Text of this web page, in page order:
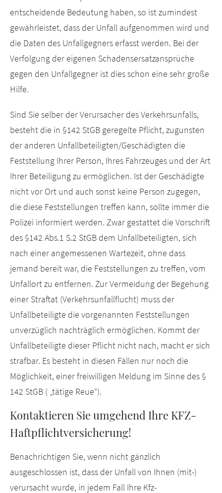
entscheidende Bedeutung haben, so ist zumindest
gewährleistet, dass der Unfall aufgenommen wird und
die Daten des Unfallgegners erfasst werden. Bei der
Verfolgung der eigenen Schadensersatzansprüche
gegen den Unfallgegner ist dies schon eine sehr große
Hilfe.
Sind Sie selber der Verursacher des Verkehrsunfalls,
besteht die in §142 StGB geregelte Pflicht, zugunsten
der anderen Unfallbeteiligten/Geschädigten die
Feststellung Ihrer Person, Ihres Fahrzeuges und der Art
Ihrer Beteiligung zu ermöglichen. Ist der Geschädigte
nicht vor Ort und auch sonst keine Person zugegen,
die diese Feststellungen treffen kann, sollte immer die
Polizei informiert werden. Zwar gestattet die Vorschrift
des §142 Abs.1 S.2 StGB dem Unfallbeteiligten, sich
nach einer angemessenen Wartezeit, ohne dass
jemand bereit war, die Feststellungen zu treffen, vom
Unfallort zu entfernen. Zur Vermeidung der Begehung
einer Straftat (Verkehrsunfallflucht) muss der
Unfallbeteiligte die vorgenannten Feststellungen
unverzüglich nachträglich ermöglichen. Kommt der
Unfallbeteiligte dieser Pflicht nicht nach, macht er sich
strafbar. Es besteht in diesen Fällen nur noch die
Möglichkeit, einer freiwilligen Meldung im Sinne des §
142 StGB ( „tätige Reue“).
Kontaktieren Sie umgehend Ihre KFZ-
Haftpflichtversicherung!
Benachrichtigen Sie, wenn nicht gänzlich
ausgeschlossen ist, dass der Unfall von Ihnen (mit-)
verursacht wurde, in jedem Fall Ihre Kfz-